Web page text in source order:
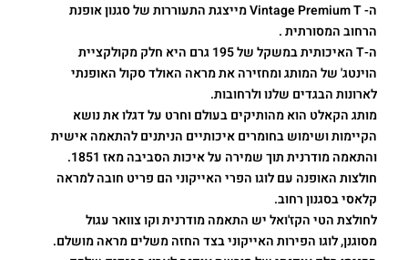
ה- Vintage Premium T מייצגת התעוררות של סגנון אופנת
הרחוב המסורתית .
ה-T האיכותית במשקל של 195 גרם היא חלק מקולקציית
הוינטג' של המותג ומחזירה את מראה האולד סקול האופנתי
לארונות הבגדים שלנו ולרחובות.
מותג הקאלט הוא מהותיקים בעולם וחרט על דגלו את נושא
הקיימות ושימוש בחומרים איכותיים הניתנים להתאמה אישית
והתאמה מודרנית תוך שמירה על איכות הסביבה מאז 1851.
חולצות האופנה עם לוגו הפרי האייקוני הם פריט חובה למראה
קלאסי בסגנון רחוב.
לחולצת הטי הקז'ואל יש התאמה מודרנית וקו צוואר עגול
מסוגנן, לוגו הפירות האייקוני בצד החזה משלים מראה מושלם.